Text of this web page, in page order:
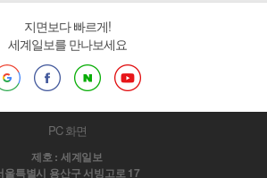
지면보다 빠르게!
세계일보를 만나보세요
PC 화면
제호 : 세계일보
울특별시 용산구 서빙고로 17